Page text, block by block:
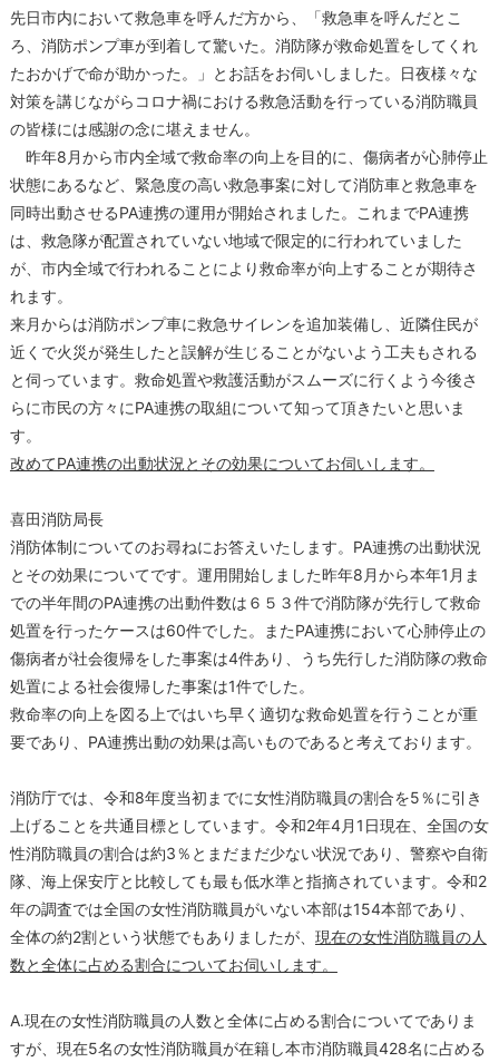
先日市内において救急車を呼んだ方から、「救急車を呼んだとこ
ろ、消防ポンプ車が到着して驚いた。消防隊が救命処置をしてくれ
たおかげで命が助かった。」とお話をお伺いしました。日夜様々な
対策を講じながらコロナ禍における救急活動を行っている消防職員
の皆様には感謝の念に堪えません。
昨年8月から市内全域で救命率の向上を目的に、傷病者が心肺停止
状態にあるなど、緊急度の高い救急事案に対して消防車と救急車を
同時出動させるPA連携の運用が開始されました。これまでPA連携
は、救急隊が配置されていない地域で限定的に行われていました
が、市内全域で行われることにより救命率が向上することが期待さ
れます。
来月からは消防ポンプ車に救急サイレンを追加装備し、近隣住民が
近くで火災が発生したと誤解が生じることがないよう工夫もされる
と伺っています。救命処置や救護活動がスムーズに行くよう今後さ
らに市民の方々にPA連携の取組について知って頂きたいと思いま
す。
改めてPA連携の出動状況とその効果についてお伺いします。
喜田消防局長
消防体制についてのお尋ねにお答えいたします。PA連携の出動状況
とその効果についてです。運用開始しました昨年8月から本年1月ま
での半年間のPA連携の出動件数は６５３件で消防隊が先行して救命
処置を行ったケースは60件でした。またPA連携において心肺停止の
傷病者が社会復帰をした事案は4件あり、うち先行した消防隊の救命
処置による社会復帰した事案は1件でした。
救命率の向上を図る上ではいち早く適切な救命処置を行うことが重
要であり、PA連携出動の効果は高いものであると考えております。
消防庁では、令和8年度当初までに女性消防職員の割合を5％に引き
上げることを共通目標としています。令和2年4月1日現在、全国の女
性消防職員の割合は約3％とまだまだ少ない状況であり、警察や自衛
隊、海上保安庁と比較しても最も低水準と指摘されています。令和2
年の調査では全国の女性消防職員がいない本部は154本部であり、
全体の約2割という状態でもありましたが、 現在の女性消防職員の人
数と全体に占める割合についてお伺いします。
A.現在の女性消防職員の人数と全体に占める割合についてでありま
すが、現在5名の女性消防職員が在籍し本市消防職員428名に占める